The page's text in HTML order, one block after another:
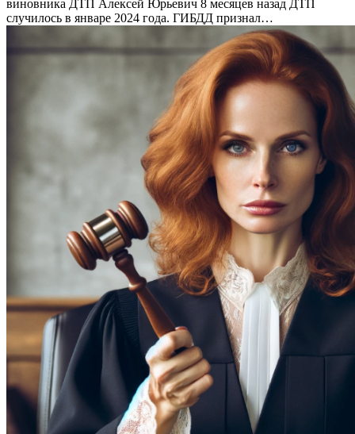
виновника ДТП Алексей Юрьевич 8 месяцев назад ДТП
случилось в январе 2024 года. ГИБДД признал…